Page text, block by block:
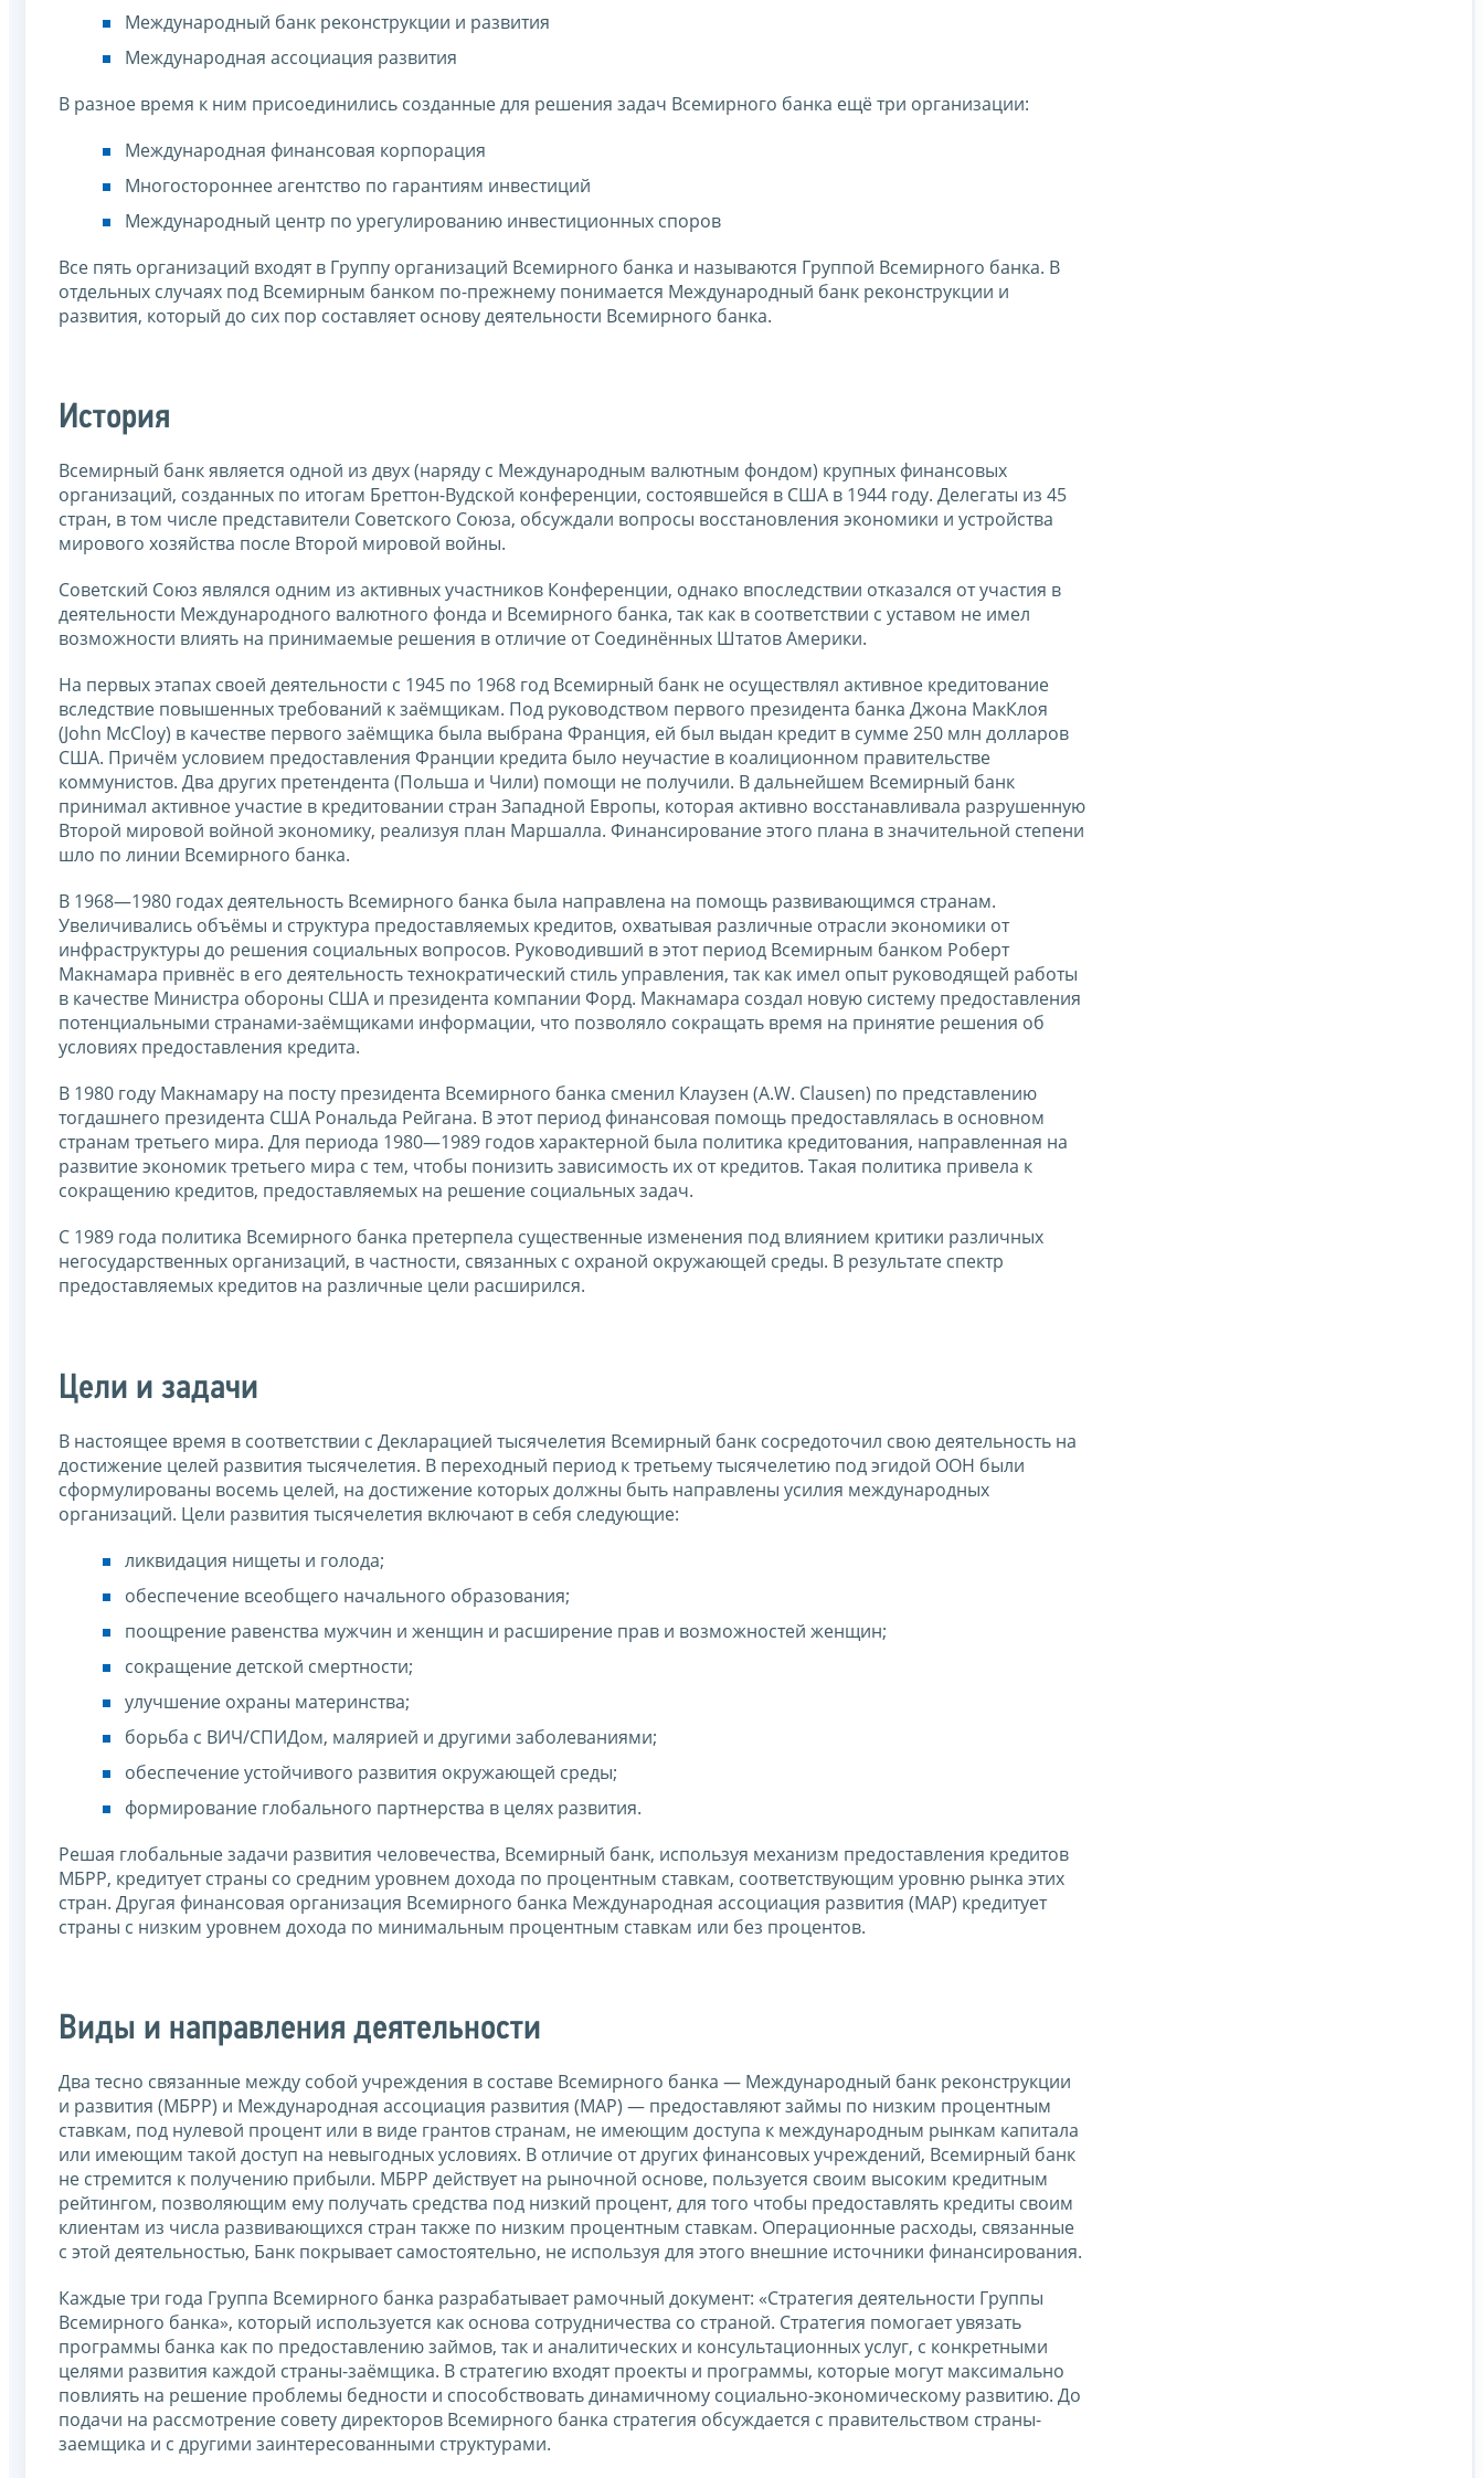
Международный банк реконструкции и развития
Международная ассоциация развития
В разное время к ним присоединились созданные для решения задач Всемирного банка ещё три организации:
Международная финансовая корпорация
Многостороннее агентство по гарантиям инвестиций
Международный центр по урегулированию инвестиционных споров
Все пять организаций входят в Группу организаций Всемирного банка и называются Группой Всемирного банка. В
отдельных случаях под Всемирным банком по-прежнему понимается Международный банк реконструкции и
развития, который до сих пор составляет основу деятельности Всемирного банка.
История
Всемирный банк является одной из двух (наряду с Международным валютным фондом) крупных финансовых
организаций, созданных по итогам Бреттон-Вудской конференции, состоявшейся в США в 1944 году. Делегаты из 45
стран, в том числе представители Советского Союза, обсуждали вопросы восстановления экономики и устройства
мирового хозяйства после Второй мировой войны.
Советский Союз являлся одним из активных участников Конференции, однако впоследствии отказался от участия в
деятельности Международного валютного фонда и Всемирного банка, так как в соответствии с уставом не имел
возможности влиять на принимаемые решения в отличие от Соединённых Штатов Америки.
На первых этапах своей деятельности с 1945 по 1968 год Всемирный банк не осуществлял активное кредитование
вследствие повышенных требований к заёмщикам. Под руководством первого президента банка Джона МакКлоя
(John McCloy) в качестве первого заёмщика была выбрана Франция, ей был выдан кредит в сумме 250 млн долларов
США. Причём условием предоставления Франции кредита было неучастие в коалиционном правительстве
коммунистов. Два других претендента (Польша и Чили) помощи не получили. В дальнейшем Всемирный банк
принимал активное участие в кредитовании стран Западной Европы, которая активно восстанавливала разрушенную
Второй мировой войной экономику, реализуя план Маршалла. Финансирование этого плана в значительной степени
шло по линии Всемирного банка.
В 1968—1980 годах деятельность Всемирного банка была направлена на помощь развивающимся странам.
Увеличивались объёмы и структура предоставляемых кредитов, охватывая различные отрасли экономики от
инфраструктуры до решения социальных вопросов. Руководивший в этот период Всемирным банком Роберт
Макнамара привнёс в его деятельность технократический стиль управления, так как имел опыт руководящей работы
в качестве Министра обороны США и президента компании Форд. Макнамара создал новую систему предоставления
потенциальными странами-заёмщиками информации, что позволяло сокращать время на принятие решения об
условиях предоставления кредита.
В 1980 году Макнамару на посту президента Всемирного банка сменил Клаузен (A.W. Clausen) по представлению
тогдашнего президента США Рональда Рейгана. В этот период финансовая помощь предоставлялась в основном
странам третьего мира. Для периода 1980—1989 годов характерной была политика кредитования, направленная на
развитие экономик третьего мира с тем, чтобы понизить зависимость их от кредитов. Такая политика привела к
сокращению кредитов, предоставляемых на решение социальных задач.
С 1989 года политика Всемирного банка претерпела существенные изменения под влиянием критики различных
негосударственных организаций, в частности, связанных с охраной окружающей среды. В результате спектр
предоставляемых кредитов на различные цели расширился.
Цели и задачи
В настоящее время в соответствии с Декларацией тысячелетия Всемирный банк сосредоточил свою деятельность на
достижение целей развития тысячелетия. В переходный период к третьему тысячелетию под эгидой ООН были
сформулированы восемь целей, на достижение которых должны быть направлены усилия международных
организаций. Цели развития тысячелетия включают в себя следующие:
ликвидация нищеты и голода;
обеспечение всеобщего начального образования;
поощрение равенства мужчин и женщин и расширение прав и возможностей женщин;
сокращение детской смертности;
улучшение охраны материнства;
борьба с ВИЧ/СПИДом, малярией и другими заболеваниями;
обеспечение устойчивого развития окружающей среды;
формирование глобального партнерства в целях развития.
Решая глобальные задачи развития человечества, Всемирный банк, используя механизм предоставления кредитов
МБРР, кредитует страны со средним уровнем дохода по процентным ставкам, соответствующим уровню рынка этих
стран. Другая финансовая организация Всемирного банка Международная ассоциация развития (МАР) кредитует
страны с низким уровнем дохода по минимальным процентным ставкам или без процентов.
Виды и направления деятельности
Два тесно связанные между собой учреждения в составе Всемирного банка — Международный банк реконструкции
и развития (МБРР) и Международная ассоциация развития (МАР) — предоставляют займы по низким процентным
ставкам, под нулевой процент или в виде грантов странам, не имеющим доступа к международным рынкам капитала
или имеющим такой доступ на невыгодных условиях. В отличие от других финансовых учреждений, Всемирный банк
не стремится к получению прибыли. МБРР действует на рыночной основе, пользуется своим высоким кредитным
рейтингом, позволяющим ему получать средства под низкий процент, для того чтобы предоставлять кредиты своим
клиентам из числа развивающихся стран также по низким процентным ставкам. Операционные расходы, связанные
с этой деятельностью, Банк покрывает самостоятельно, не используя для этого внешние источники финансирования.
Каждые три года Группа Всемирного банка разрабатывает рамочный документ: «Стратегия деятельности Группы
Всемирного банка», который используется как основа сотрудничества со страной. Стратегия помогает увязать
программы банка как по предоставлению займов, так и аналитических и консультационных услуг, с конкретными
целями развития каждой страны-заёмщика. В стратегию входят проекты и программы, которые могут максимально
повлиять на решение проблемы бедности и способствовать динамичному социально-экономическому развитию. До
подачи на рассмотрение совету директоров Всемирного банка стратегия обсуждается с правительством страны-
заемщика и с другими заинтересованными структурами.